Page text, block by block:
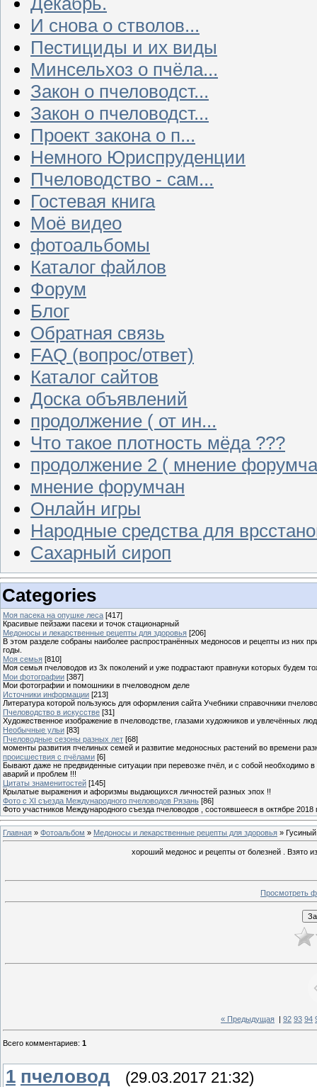
И снова о стволов...
Пестициды и их виды
Минсельхоз о пчёла...
Закон о пчеловодст...
Закон о пчеловодст...
Проект закона о п...
Немного Юриспруденции
Пчеловодство - сам...
Гостевая книга
Моё видео
фотоальбомы
Каталог файлов
Форум
Блог
Обратная связь
FAQ (вопрос/ответ)
Каталог сайтов
Доска объявлений
продолжение ( от ин...
Что такое плотность мёда ???
продолжение 2 ( мнение
мнение форумчан
Онлайн игры
Народные средства для
Сахарный сироп
Categories
Моя пасека на опушке леса [417]
Красивые пейзажи пасеки и точок стационарный
Медоносы и лекарственные рецепты для здоровья [206]
В этом разделе собраны наиболее распространённых медоносов и рецепты из них
годы.
Моя семья [810]
Моя семья пчеловодов из 3х поколений и уже подрастают правнуки которых будем
Мои фотографии [387]
Мои фотографии и помошники в пчеловодном деле
Источники информации [213]
Литература которой пользуюсь для оформления сайта Учебники справочники
Пчеловодство в искусстве [31]
Художественное изображение в пчеловодстве, глазами художников и увлечённых
Необычные ульи [83]
Пчеловодные сезоны разных лет [68]
моменты развития пчелиных семей и развитие медоносных растений во времени
происшествия с пчёлами [6]
Бывают даже не предвиденные ситуации при перевозке пчёл, и с собой необходимо
аварий и проблем !!!
Цитаты знаменитостей [145]
Крылатые выражения и афоризмы выдающихся личностей разных эпох !!
Фото с XI съезда Международного пчеловодов Рязань [86]
Фото участников Международного съезда пчеловодов , состоявшееся в октябре 2018
Главная » Фотоальбом » Медоносы и лекарственные рецепты для здоровья » Гусиный
хороший медонос и рецепты от болезней . Взято
Просмотреть
« Предыдущая 92 93 94
Всего комментариев: 1
1 пчеловод (29.03.2017 21:32)